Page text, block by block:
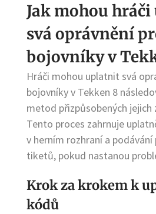
Jak mohou
svá oprávnění
bojovníky v
Hráči mohou uplatnit svá
bojovníky v Tekken 8
metod přizpůsobených jejich
Tento proces zahrnuje
v herním rozhraní a podávání
tiketů, pokud nastanou
Krok za krokem k
kódů